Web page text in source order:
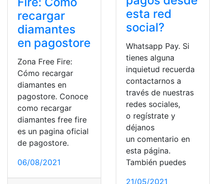
recargar
diamantes
en pagostore
Zona Free Fire:
Cómo recargar
diamantes en
pagostore. Conoce
como recargar
diamantes free fire
es un pagina oficial
de pagostore.
06/08/2021
esta red
social?
Whatsapp Pay. Si
tienes alguna
inquietud recuerda
contactarnos a
través de nuestras
redes sociales,
o regístrate y
déjanos
un comentario en
esta página.
También puedes
21/05/2021